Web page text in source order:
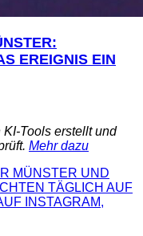
EREIGNIS EIN
Tools erstellt und
Mehr dazu